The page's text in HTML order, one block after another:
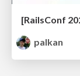
[RailsConf
palkan